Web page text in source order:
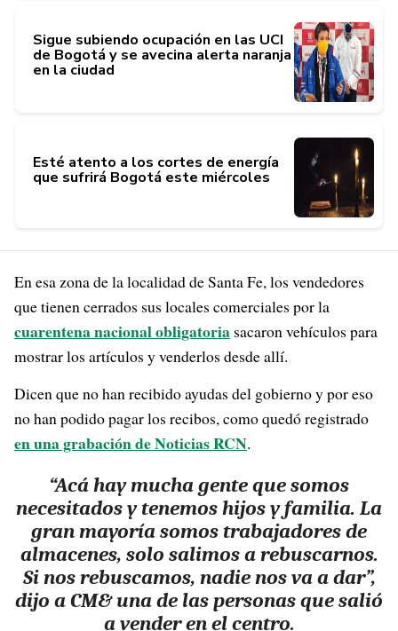
Sigue subiendo ocupación en las UCI
de Bogotá y se avecina alerta naranja
en la ciudad
Esté atento a los cortes de energía
que sufrirá Bogotá este miércoles
En esa zona de la localidad de Santa Fe, los vendedores
que tienen cerrados sus locales comerciales por la
cuarentena nacional obligatoria sacaron vehículos para
mostrar los artículos y venderlos desde allí.
Dicen que no han recibido ayudas del gobierno y por eso
no han podido pagar los recibos, como quedó registrado
en una grabación de Noticias RCN.
“Acá hay mucha gente que somos
necesitados y tenemos hijos y familia. La
gran mayoría somos trabajadores de
almacenes, solo salimos a rebuscarnos.
Si nos rebuscamos, nadie nos va a dar”,
dijo a CM& una de las personas que salió
a vender en el centro.